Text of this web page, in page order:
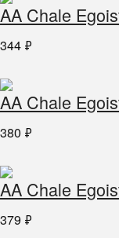
AA Chale
344 ₽
AA Chale
380 ₽
AA Chale
379 ₽